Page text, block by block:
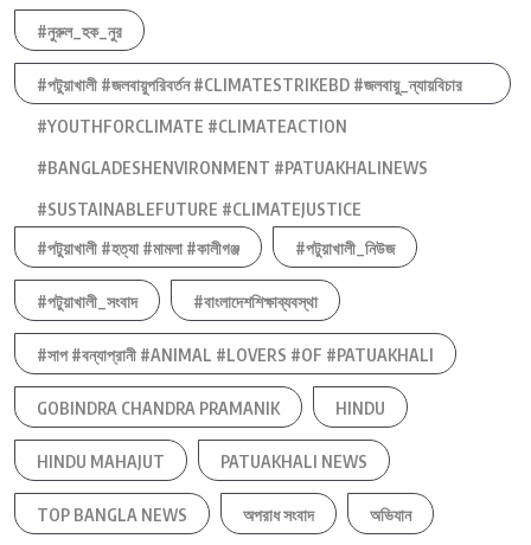
#নুরুল_হক_নুর
#পটুয়াখালী #জলবায়ুপরিবর্তন #CLIMATESTRIKEBD #জলবায়ু_ন্যায়বিচার
#YOUTHFORCLIMATE #CLIMATEACTION
#BANGLADESHENVIRONMENT #PATUAKHALINEWS
#SUSTAINABLEFUTURE #CLIMATEJUSTICE
#পটুয়াখালী #হত্যা #মামলা #কালীগঞ্জ
#পটুয়াখালী_নিউজ
#পটুয়াখালী_সংবাদ #বাংলাদেশশিক্ষাব্যবস্থা
#সাপ #বন্যাপ্রানী #ANIMAL #LOVERS #OF #PATUAKHALI
GOBINDRA CHANDRA PRAMANIK HINDU
HINDU MAHAJUT PATUAKHALI NEWS
TOP BANGLA NEWS অপরাধ সংবাদ অভিযান